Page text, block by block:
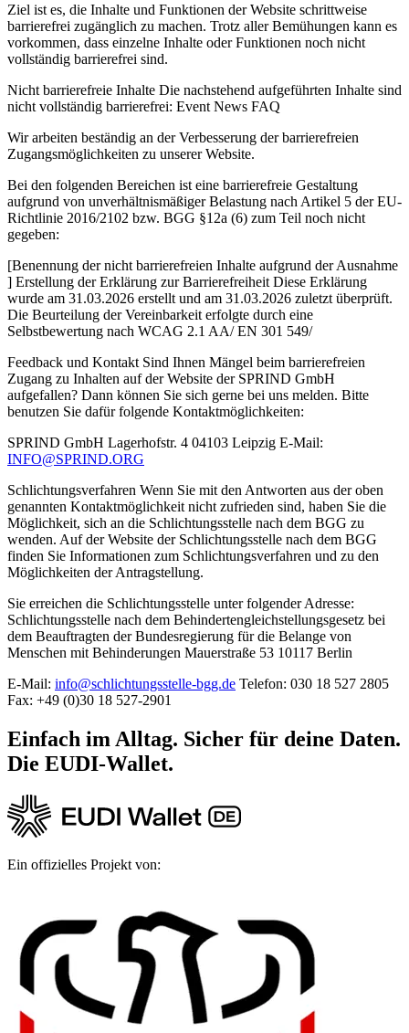
Ziel ist es, die Inhalte und Funktionen der Website schrittweise
barrierefrei zugänglich zu machen. Trotz aller Bemühungen kann es
vorkommen, dass einzelne Inhalte oder Funktionen noch nicht
vollständig barrierefrei sind.
Nicht barrierefreie Inhalte Die nachstehend aufgeführten Inhalte sind
nicht vollständig barrierefrei: Event News FAQ
Wir arbeiten beständig an der Verbesserung der barrierefreien
Zugangsmöglichkeiten zu unserer Website.
Bei den folgenden Bereichen ist eine barrierefreie Gestaltung
aufgrund von unverhältnismäßiger Belastung nach Artikel 5 der EU-
Richtlinie 2016/2102 bzw. BGG §12a (6) zum Teil noch nicht
gegeben:
[Benennung der nicht barrierefreien Inhalte aufgrund der Ausnahme
] Erstellung der Erklärung zur Barrierefreiheit Diese Erklärung
wurde am 31.03.2026 erstellt und am 31.03.2026 zuletzt überprüft.
Die Beurteilung der Vereinbarkeit erfolgte durch eine
Selbstbewertung nach WCAG 2.1 AA/ EN 301 549/
Feedback und Kontakt Sind Ihnen Mängel beim barrierefreien
Zugang zu Inhalten auf der Website der SPRIND GmbH
aufgefallen? Dann können Sie sich gerne bei uns melden. Bitte
benutzen Sie dafür folgende Kontaktmöglichkeiten:
SPRIND GmbH Lagerhofstr. 4 04103 Leipzig E-Mail:
INFO@SPRIND.ORG
Schlichtungsverfahren Wenn Sie mit den Antworten aus der oben
genannten Kontaktmöglichkeit nicht zufrieden sind, haben Sie die
Möglichkeit, sich an die Schlichtungsstelle nach dem BGG zu
wenden. Auf der Website der Schlichtungsstelle nach dem BGG
finden Sie Informationen zum Schlichtungsverfahren und zu den
Möglichkeiten der Antragstellung.
Sie erreichen die Schlichtungsstelle unter folgender Adresse:
Schlichtungsstelle nach dem Behindertengleichstellungsgesetz bei
dem Beauftragten der Bundesregierung für die Belange von
Menschen mit Behinderungen Mauerstraße 53 10117 Berlin
E-Mail: info@schlichtungsstelle-bgg.de Telefon: 030 18 527 2805
Fax: +49 (0)30 18 527-2901
Einfach im Alltag. Sicher für deine Daten.
Die EUDI‑Wallet.
Ein offizielles Projekt von: